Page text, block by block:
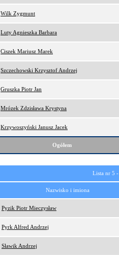
Wilk Zygmunt
Luty Agnieszka Barbara
Ciszek Mariusz Marek
Szczechowski Krzysztof Andrzej
Gruszka Piotr Jan
Mrózek Zdzisława Krystyna
Krzywoszyński Janusz Jacek
Ogółem
Lista nr 5 -
Nazwisko i imiona
Pyzik Piotr Mieczysław
Pyrk Alfred Andrzej
Sławik Andrzej